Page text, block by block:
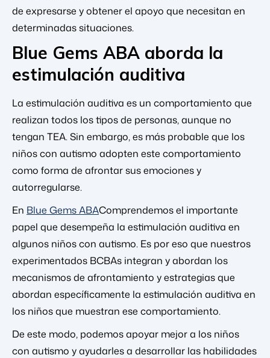
de expresarse y obtener el apoyo que necesitan en
determinadas situaciones.
Blue Gems ABA aborda la
estimulación auditiva
La estimulación auditiva es un comportamiento que
realizan todos los tipos de personas, aunque no
tengan TEA. Sin embargo, es más probable que los
niños con autismo adopten este comportamiento
como forma de afrontar sus emociones y
autorregularse.
En Blue Gems ABAComprendemos el importante
papel que desempeña la estimulación auditiva en
algunos niños con autismo. Es por eso que nuestros
experimentados BCBAs integran y abordan los
mecanismos de afrontamiento y estrategias que
abordan específicamente la estimulación auditiva en
los niños que muestran ese comportamiento.
De este modo, podemos apoyar mejor a los niños
con autismo y ayudarles a desarrollar las habilidades